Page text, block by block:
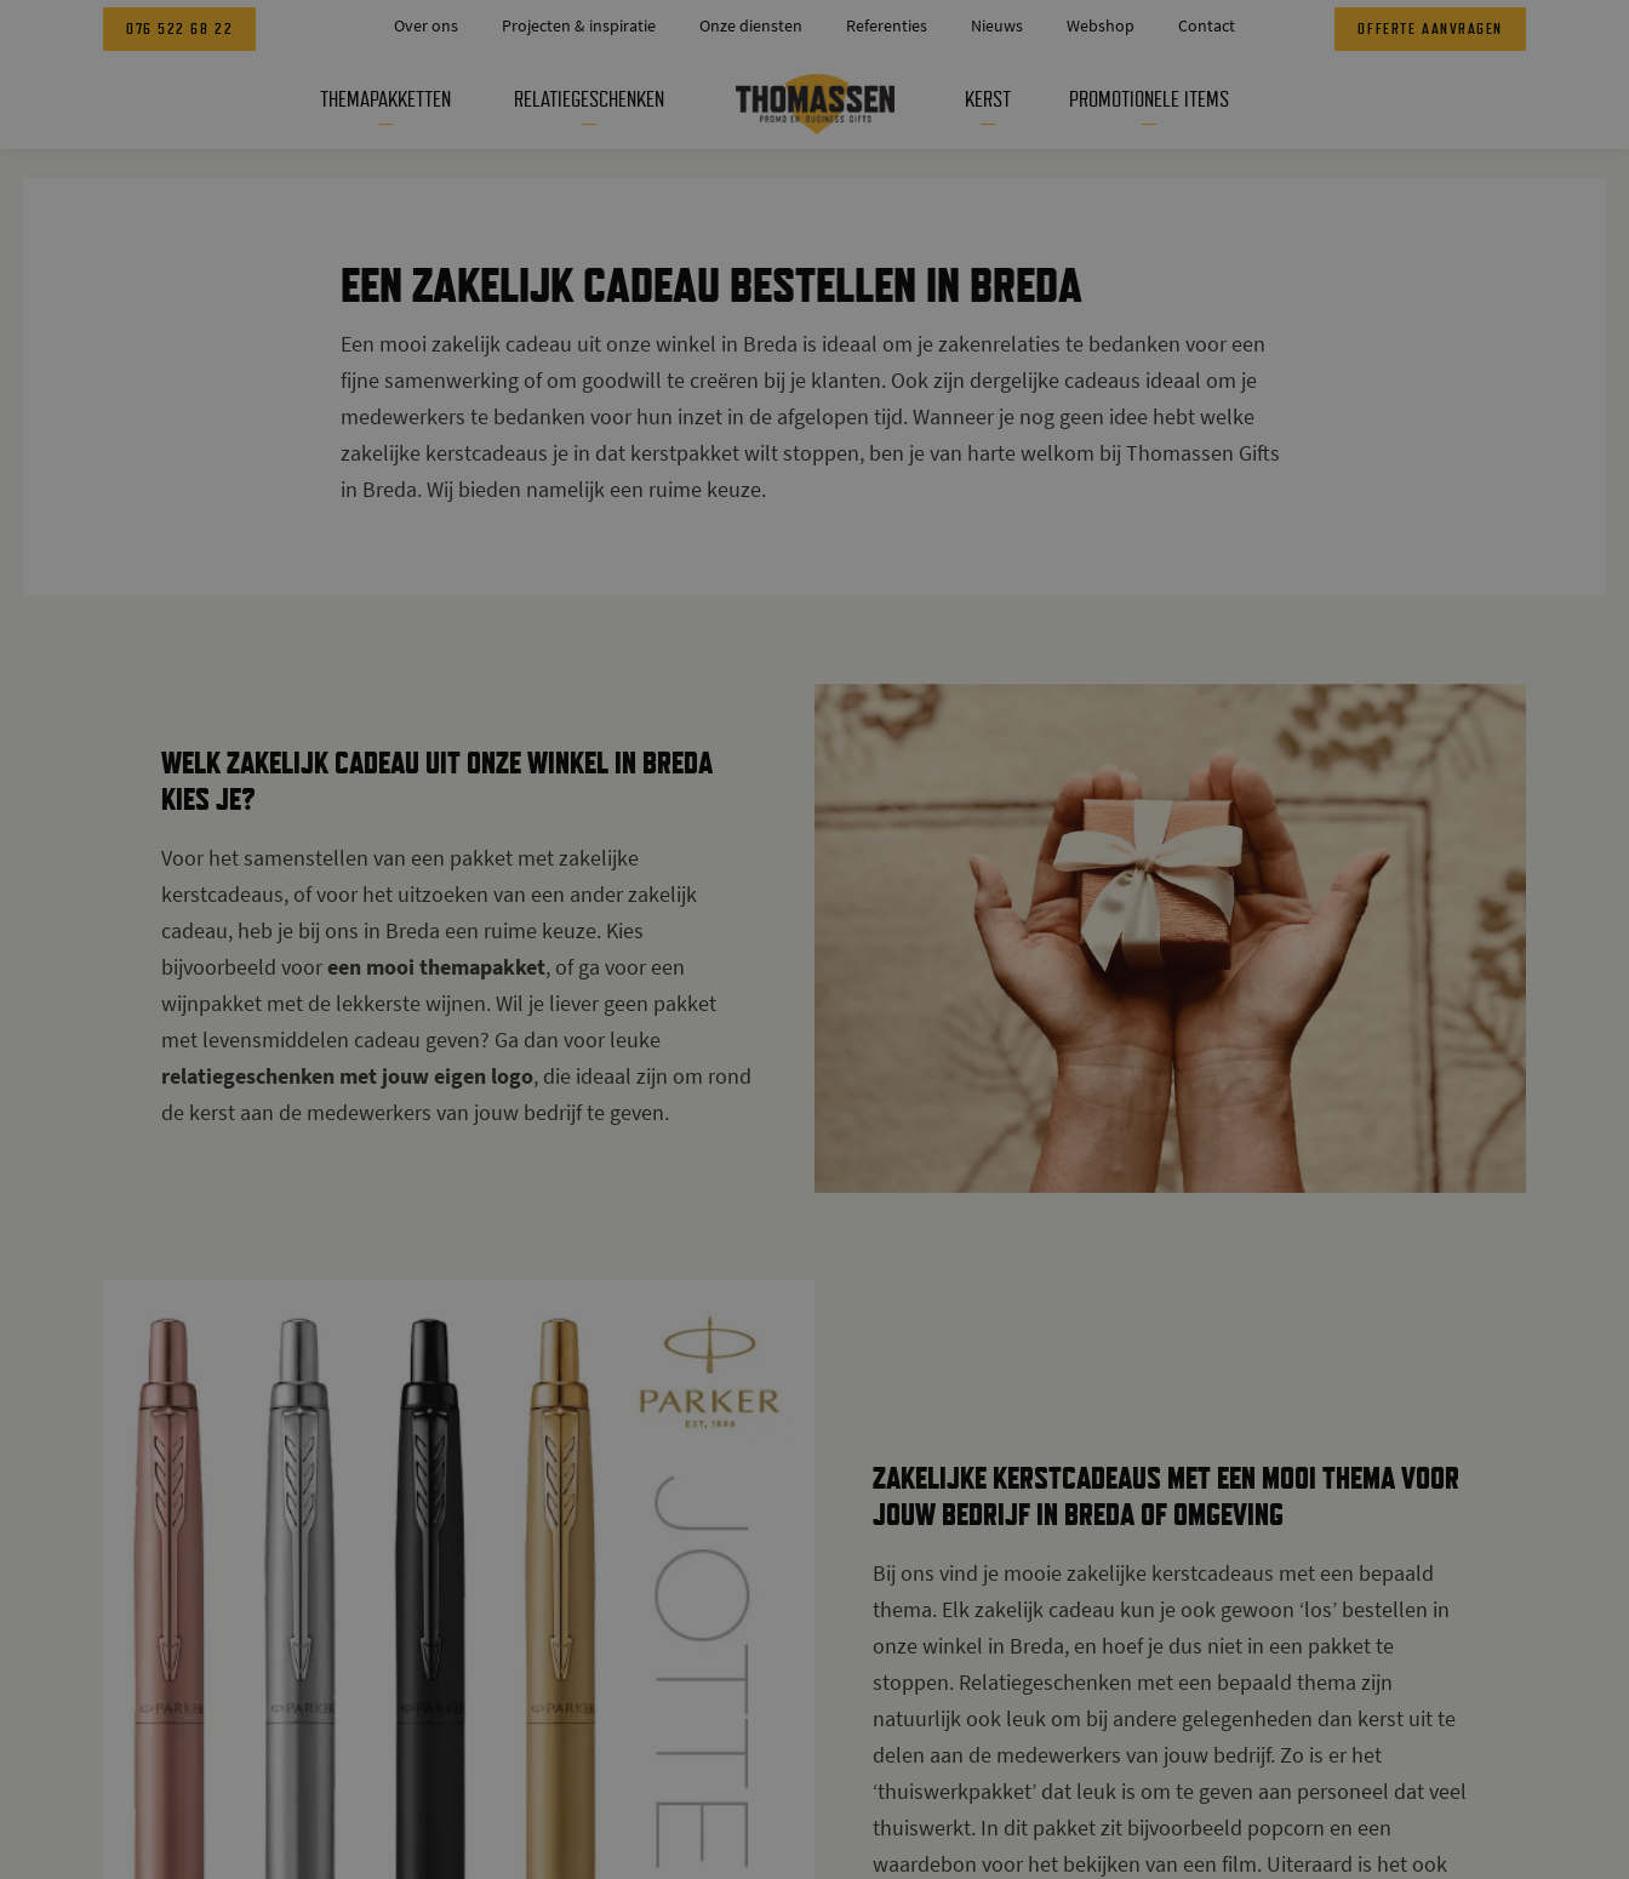
076 522 68 22 Over ons Projecten & inspiratie Onze diensten Referenties Nieuws Webshop Contact OFFERTE AANVRAGEN
THEMAPAKKETTEN RELATIEGESCHENKEN KERST PROMOTIONELE ITEMS
EEN ZAKELIJK CADEAU BESTELLEN IN BREDA
Een mooi zakelijk cadeau uit onze winkel in Breda is ideaal om je zakenrelaties te bedanken voor een
fijne samenwerking of om goodwill te creëren bij je klanten. Ook zijn dergelijke cadeaus ideaal om je
medewerkers te bedanken voor hun inzet in de afgelopen tijd. Wanneer je nog geen idee hebt welke
zakelijke kerstcadeaus je in dat kerstpakket wilt stoppen, ben je van harte welkom bij Thomassen Gifts
in Breda. Wij bieden namelijk een ruime keuze.
WELK ZAKELIJK CADEAU UIT ONZE WINKEL IN BREDA
KIES JE?
Voor het samenstellen van een pakket met zakelijke
kerstcadeaus, of voor het uitzoeken van een ander zakelijk
cadeau, heb je bij ons in Breda een ruime keuze. Kies
bijvoorbeeld vooreen mooi themapakket, of ga voor een
wijnpakket met de lekkerste wijnen. Wil je liever geen pakket
met levensmiddelen cadeau geven? Ga dan voor leuke
relatiegeschenken met jouw eigen logo, die ideaal zijn om rond
de kerst aan de medewerkers van jouw bedrijf te geven.
ZAKELIJKE KERSTCADEAUS MET EEN MOOI THEMA VOOR
JOUW BEDRIJF IN BREDA OF OMGEVING
Bij ons vind je mooie zakelijke kerstcadeaus met een bepaald
thema. Elk zakelijk cadeau kun je ook gewoon ‘los’ bestellen in
onze winkel in Breda, en hoef je dus niet in een pakket te
stoppen. Relatiegeschenken met een bepaald thema zijn
natuurlijk ook leuk om bij andere gelegenheden dan kerst uit te
delen aan de medewerkers van jouw bedrijf. Zo is er het
‘thuiswerkpakket’ dat leuk is om te geven aan personeel dat veel
thuiswerkt. In dit pakket zit bijvoorbeeld popcorn en een
waardebon voor het bekijken van een film. Uiteraard is het ook